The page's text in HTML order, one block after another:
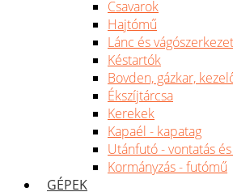
Csavarok
Hajtómű
Lánc és
Késtartók
Bovden, gázkar,
Ékszíjtárcsa
Kerekek
Kapaél - kapatag
Utánfutó - vontatás
Kormányzás - futómű
GÉPEK